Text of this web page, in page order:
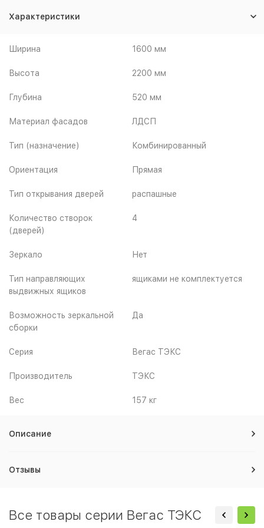
Характеристики
Ширина 1600 мм
Высота 2200 мм
Глубина 520 мм
Материал фасадов ЛДСП
Тип (назначение) Комбинированный
Ориентация Прямая
Тип открывания дверей распашные
Количество створок
(дверей)
4
Зеркало Нет
Тип направляющих
выдвижных ящиков
ящиками не комплектуется
Возможность зеркальной
сборки
Да
Серия Вегас ТЭКС
Производитель ТЭКС
Вес 157 кг
Описание
Отзывы
Все товары серии Вегас ТЭКС